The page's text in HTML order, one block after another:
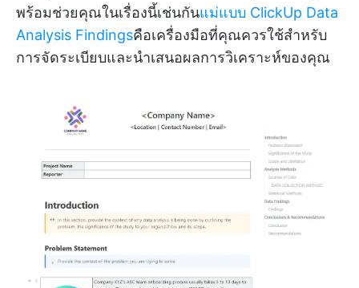
พร้อมช่วยคุณในเรื่องนี้เช่นกันแม่แบบ ClickUp Data
Analysis Findingsคือเครื่องมือที่คุณควรใช้สำหรับ
การจัดระเบียบและนำเสนอผลการวิเคราะห์ของคุณ